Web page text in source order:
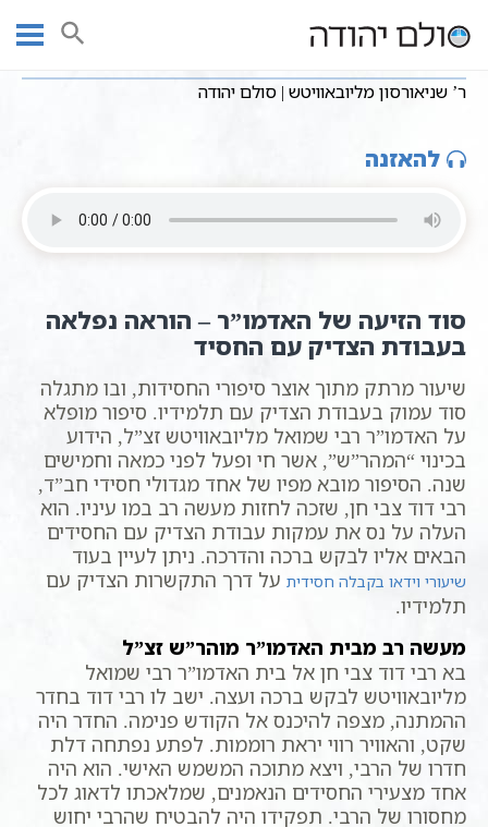
עמוד ראשי שיעורי וידאו
ר’ שניאורסון מליובאוויטש | סולם יהודה
ר’ שניאורסון מליובאוויטש | סולם יהודה
להאזנה
סוד הזיעה של האדמו”ר – הוראה נפלאה
בעבודת הצדיק עם החסיד
שיעור מרתק מתוך אוצר סיפורי החסידות, ובו מתגלה
סוד עמוק בעבודת הצדיק עם תלמידיו. סיפור מופלא
על האדמו”ר רבי שמואל מליובאוויטש זצ”ל, הידוע
בכינוי “המהר”ש”, אשר חי ופעל לפני כמאה וחמישים
שנה. הסיפור מובא מפיו של אחד מגדולי חסידי חב”ד,
רבי דוד צבי חן, שזכה לחזות מעשה רב במו עיניו. הוא
העלה על נס את עמקות עבודת הצדיק עם החסידים
הבאים אליו לבקש ברכה והדרכה. ניתן לעיין בעוד
שיעורי וידאו בקבלה חסידית על דרך התקשרות הצדיק עם
תלמידיו.
מעשה רב מבית האדמו”ר מוהר”ש זצ”ל
בא רבי דוד צבי חן אל בית האדמו”ר רבי שמואל
מליובאוויטש לבקש ברכה ועצה. ישב לו רבי דוד בחדר
ההמתנה, מצפה להיכנס אל הקודש פנימה. החדר היה
שקט, והאוויר רווי יראת רוממות. לפתע נפתחה דלת
חדרו של הרבי, ויצא מתוכה המשמש האישי. הוא היה
אחד מצעירי החסידים הנאמנים, שמלאכתו לדאוג לכל
מחסורו של הרבי. תפקידו היה להבטיח שהרבי יחוש